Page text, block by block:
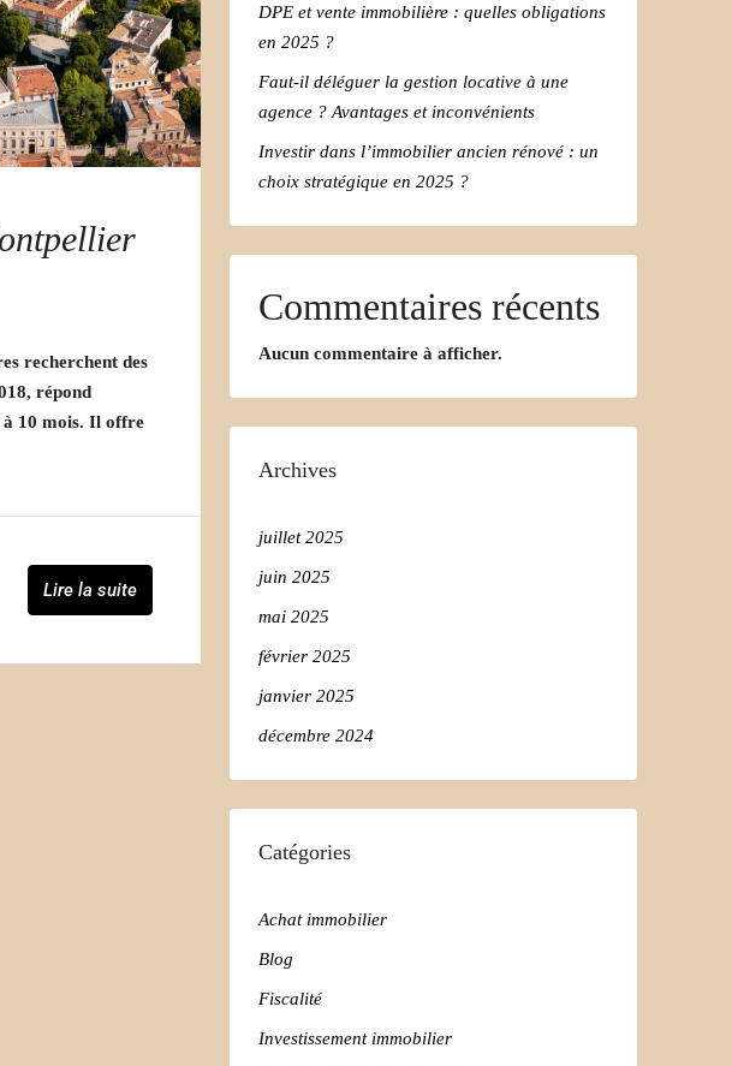
recherchent des
répond
à 10 mois. Il offre
Lire la suite
DPE et vente immobilière : quelles obligations
en 2025 ?
Faut-il déléguer la gestion locative à une
agence ? Avantages et inconvénients
Investir dans l’immobilier ancien rénové : un
choix stratégique en 2025 ?
Commentaires récents
Aucun commentaire à afficher.
Archives
juillet 2025
juin 2025
mai 2025
février 2025
janvier 2025
décembre 2024
Catégories
Achat immobilier
Blog
Fiscalité
Investissement immobilier